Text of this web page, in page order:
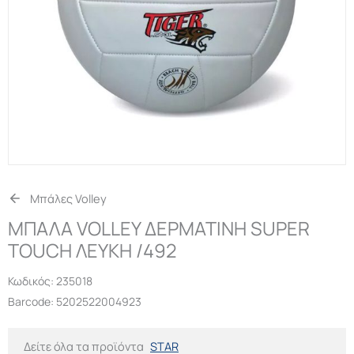
Μπάλες Volley
ΜΠΑΛΑ VOLLEY ΔΕΡΜΑΤΙΝΗ SUPER
TOUCH ΛΕΥΚΗ /492
Κωδικός: 235018
Barcode: 5202522004923
Δείτε όλα τα προϊόντα STAR